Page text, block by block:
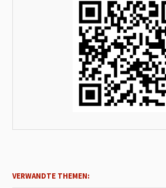
VERWANDTE THEMEN: